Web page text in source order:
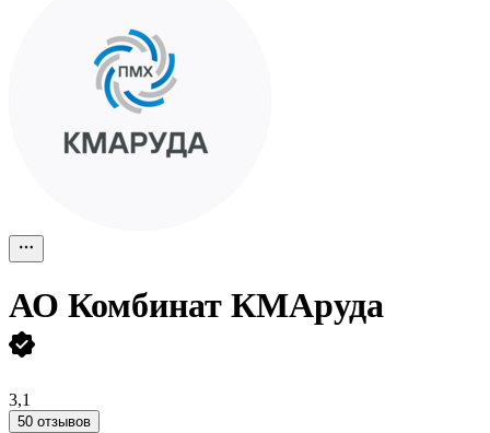
АО Комбинат КМАруда
3,1
50 отзывов